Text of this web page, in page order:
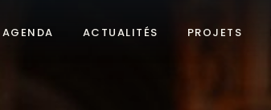
AGENDA ACTUALITÉS PROJETS